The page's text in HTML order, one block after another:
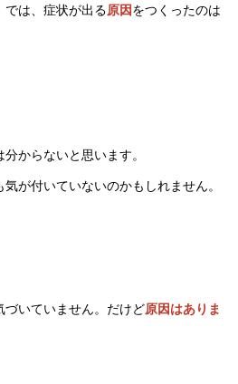
は、症状が出る原因をつくったのは
からないと思います。
が付いていないのかもしれません。
づいていません。だけど原因はありま